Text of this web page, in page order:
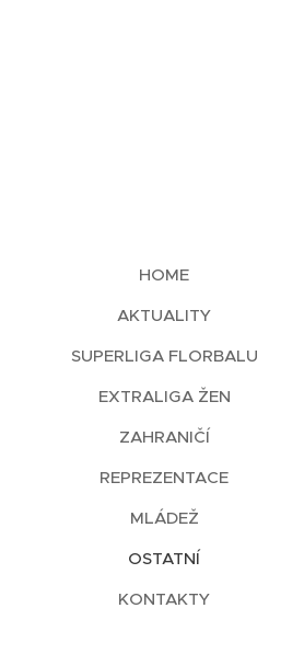
HOME
AKTUALITY
SUPERLIGA FLORBALU
EXTRALIGA ŽEN
ZAHRANIČÍ
REPREZENTACE
MLÁDEŽ
OSTATNÍ
KONTAKTY